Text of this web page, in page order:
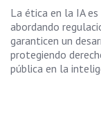
La ética en la IA es
abordando
garanticen un
protegiendo
pública en la